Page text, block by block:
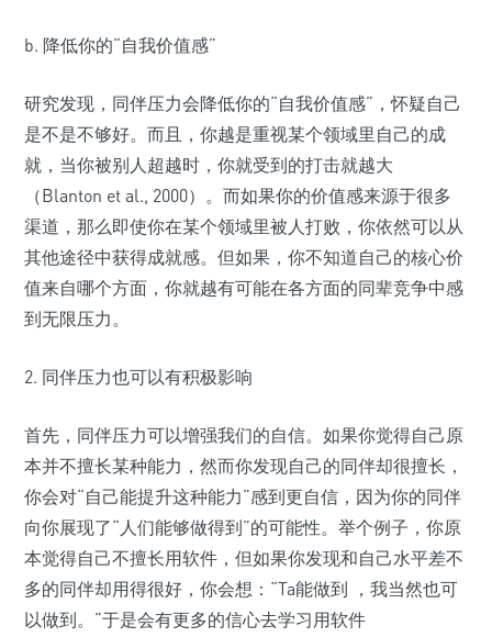
b. 降低你的“自我价值感”
研究发现，同伴压力会降低你的“自我价值感”，怀疑自己
是不是不够好。而且，你越是重视某个领域里自己的成
就，当你被别人超越时，你就受到的打击就越大
（Blanton et al., 2000）。而如果你的价值感来源于很多
渠道，那么即使你在某个领域里被人打败，你依然可以从
其他途径中获得成就感。但如果，你不知道自己的核心价
值来自哪个方面，你就越有可能在各方面的同辈竞争中感
到无限压力。
2. 同伴压力也可以有积极影响
首先，同伴压力可以增强我们的自信。如果你觉得自己原
本并不擅长某种能力，然而你发现自己的同伴却很擅长，
你会对“自己能提升这种能力”感到更自信，因为你的同伴
向你展现了“人们能够做得到”的可能性。举个例子，你原
本觉得自己不擅长用软件，但如果你发现和自己水平差不
多的同伴却用得很好，你会想：“Ta能做到 ，我当然也可
以做到。”于是会有更多的信心去学习用软件